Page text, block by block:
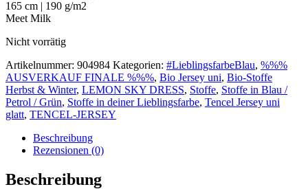
165 cm | 190 g/m2
Meet Milk
Nicht vorrätig
Artikelnummer: 904984 Kategorien: #LieblingsfarbeBlau, %%%
AUSVERKAUF FINALE %%%, Bio Jersey uni, Bio-Stoffe
Herbst & Winter, LEMON SKY DRESS, Stoffe, Stoffe in Blau /
Petrol / Grün, Stoffe in deiner Lieblingsfarbe, Tencel Jersey uni
glatt, TENCEL-JERSEY
Beschreibung
Rezensionen (0)
Beschreibung